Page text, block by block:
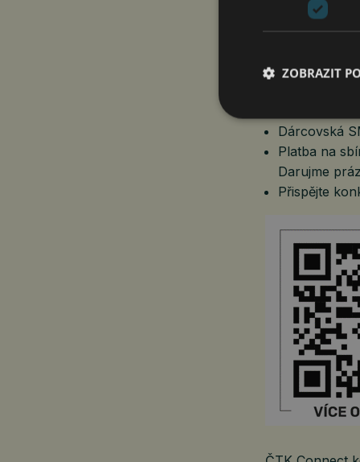
Chcete
Dárcovská
Platba na
Darujme
Přispějte
ZOBRAZIT